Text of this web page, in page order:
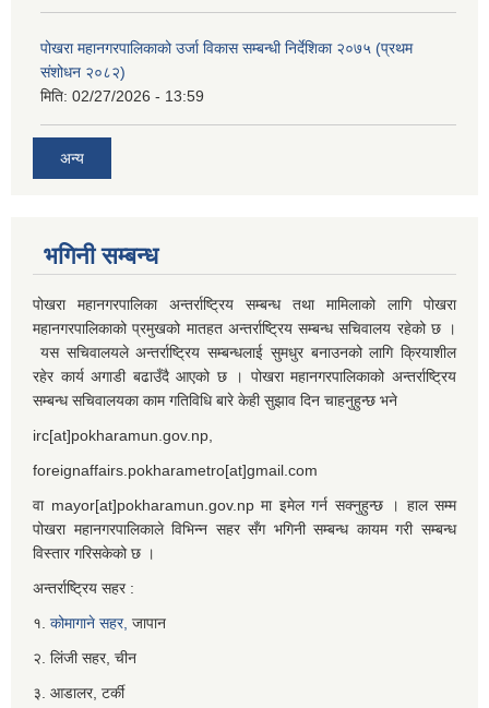
पोखरा महानगरपालिकाको उर्जा विकास सम्बन्धी निर्देशिका २०७५ (प्रथम
संशोधन २०८२)
मिति: 02/27/2026 - 13:59
अन्य
भगिनी सम्बन्ध
पोखरा महानगरपालिका अन्तर्राष्ट्रिय सम्बन्ध तथा मामिलाको लागि पोखरा
महानगरपालिकाको प्रमुखको मातहत अन्तर्राष्ट्रिय सम्बन्ध सचिवालय रहेको छ ।
यस सचिवालयले अन्तर्राष्ट्रिय सम्बन्धलाई सुमधुर बनाउनको लागि क्रियाशील
रहेर कार्य अगाडी बढाउँदै आएको छ । पोखरा महानगरपालिकाको अन्तर्राष्ट्रिय
सम्बन्ध सचिवालयका काम गतिविधि बारे केही सुझाव दिन चाहनुहुन्छ भने
irc[at]pokharamun.gov.np,
foreignaffairs.pokharametro[at]gmail.com
वा mayor[at]pokharamun.gov.np मा इमेल गर्न सक्नुहुन्छ । हाल सम्म
पोखरा महानगरपालिकाले विभिन्न सहर सँग भगिनी सम्बन्ध कायम गरी सम्बन्ध
विस्तार गरिसकेको छ ।
अन्तर्राष्ट्रिय सहर :
१. कोमागाने सहर, जापान
२. लिंजी सहर, चीन
३. आडालर, टर्की